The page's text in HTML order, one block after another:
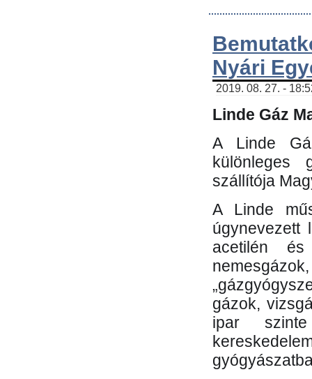
Nyári
2019. 08. 27. -
Linde Gáz
A Linde
különleges
szállítója
A Linde
úgynevezett
acetilén és
gázok,
ipar